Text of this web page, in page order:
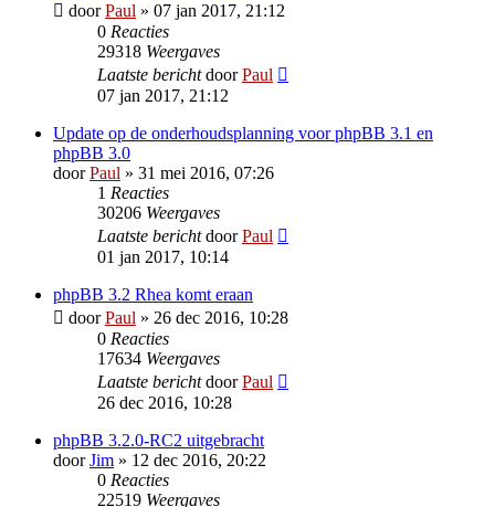
doorPaul » 07 jan 2017, 21:12
0 Reacties
29318 Weergaves
Laatste berichtdoorPaul
07 jan 2017, 21:12
Update op de onderhoudsplanning voor phpBB 3.1 en
phpBB 3.0
doorPaul » 31 mei 2016, 07:26
1 Reacties
30206 Weergaves
Laatste berichtdoorPaul
01 jan 2017, 10:14
phpBB 3.2 Rhea komt eraan
doorPaul » 26 dec 2016, 10:28
0 Reacties
17634 Weergaves
Laatste berichtdoorPaul
26 dec 2016, 10:28
phpBB 3.2.0-RC2 uitgebracht
doorJim » 12 dec 2016, 20:22
0 Reacties
22519 Weergaves